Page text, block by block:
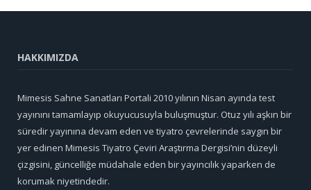
HAKKIMIZDA
Mimesis Sahne Sanatları Portali 2010 yılının Nisan ayında test
yayınını tamamlayıp okuyucusuyla buluşmuştur. Otuz yılı aşkın bir
süredir yayınına devam eden ve tiyatro çevrelerinde saygın bir
yer edinen Mimesis Tiyatro Çeviri Araştırma Dergisi’nin düzeyli
çizgisini, güncelliğe müdahale eden bir yayıncılık yaparken de
korumak niyetindedir.